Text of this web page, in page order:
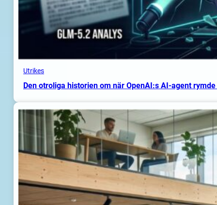
Utrikes
Den otroliga historien om när OpenAI:s AI-agent